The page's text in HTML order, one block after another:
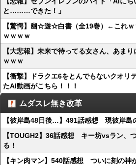
と………できた！」
【驚愕】幽☆遊☆白書（全19巻）←これｗ
ｗｗｗｗ
【大悲報】未来で待ってる女さん、あま
ｗｗｗ
【衝撃】ドラクエ6をとんでもないクオリ
たAI動画がこちら！！！
ムダスレ無き改革
【彼岸島48日後…】491話感想 現彼岸島
【TOUGH2】36話感想 キー坊vsラン、
る！
【キン肉マン】540話感想 ついに刻の神